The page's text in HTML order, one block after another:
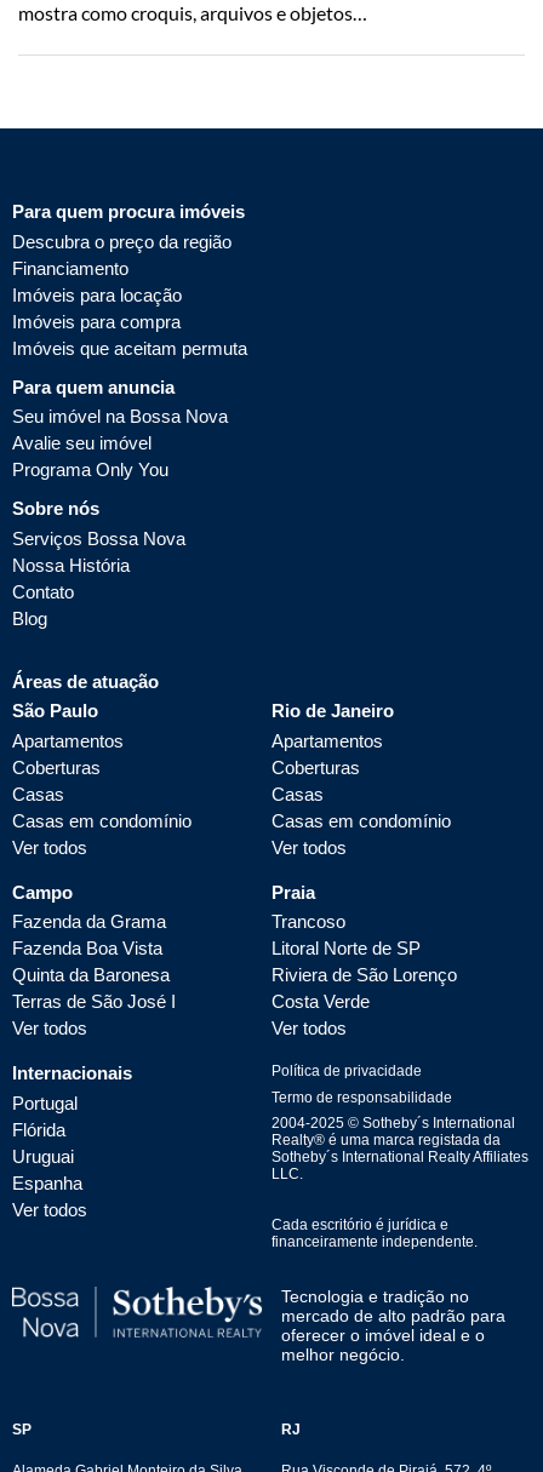
mostra como croquis, arquivos e objetos…
Para quem procura imóveis
Descubra o preço da região
Financiamento
Imóveis para locação
Imóveis para compra
Imóveis que aceitam permuta
Para quem anuncia
Seu imóvel na Bossa Nova
Avalie seu imóvel
Programa Only You
Sobre nós
Serviços Bossa Nova
Nossa História
Contato
Blog
Áreas de atuação
São Paulo
Apartamentos
Coberturas
Casas
Casas em condomínio
Ver todos
Rio de Janeiro
Apartamentos
Coberturas
Casas
Casas em condomínio
Ver todos
Campo
Fazenda da Grama
Fazenda Boa Vista
Quinta da Baronesa
Terras de São José I
Ver todos
Praia
Trancoso
Litoral Norte de SP
Riviera de São Lorenço
Costa Verde
Ver todos
Internacionais
Portugal
Flórida
Uruguai
Espanha
Ver todos
Política de privacidade
Termo de responsabilidade
2004-2025 © Sotheby´s International
Realty® é uma marca registada da
Sotheby´s International Realty Affiliates
LLC.
Cada escritório é jurídica e
financeiramente independente.
Tecnologia e tradição no
mercado de alto padrão para
oferecer o imóvel ideal e o
melhor negócio.
SP RJ